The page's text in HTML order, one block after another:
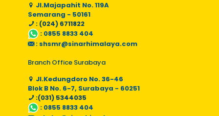
Jl.Majapahit No. 119A
Semarang - 50161
: (024) 6711822
: 0855 8833 404
: shsmr@sinarhimalaya.com
Branch Office Surabaya
Jl.Kedungdoro No. 36-46
Blok B No. 6-7, Surabaya - 60251
:(031) 5344035
: 0855 8833 404